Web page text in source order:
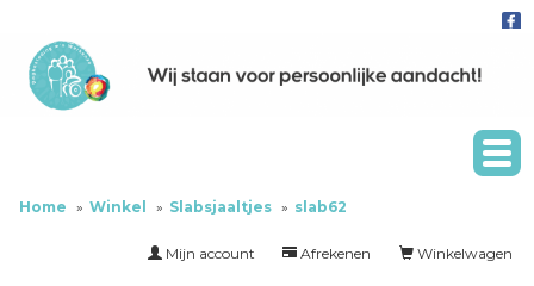
Home Winkel Slabsjaaltjes slab62
Winkelwagen
Afrekenen
Mijn account